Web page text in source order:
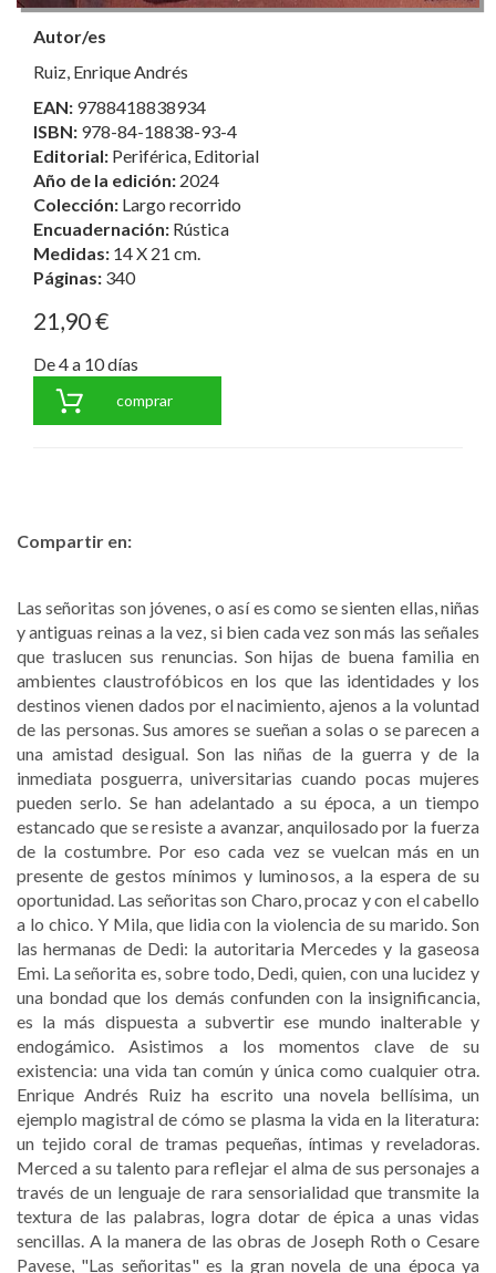
Autor/es
Ruiz, Enrique Andrés
EAN: 9788418838934
ISBN: 978-84-18838-93-4
Editorial: Periférica, Editorial
Año de la edición: 2024
Colección: Largo recorrido
Encuadernación: Rústica
Medidas: 14 X 21 cm.
Páginas: 340
21,90 €
De 4 a 10 días
comprar
Compartir en:
Las señoritas son jóvenes, o así es como se sienten ellas, niñas
y antiguas reinas a la vez, si bien cada vez son más las señales
que traslucen sus renuncias. Son hijas de buena familia en
ambientes claustrofóbicos en los que las identidades y los
destinos vienen dados por el nacimiento, ajenos a la voluntad
de las personas. Sus amores se sueñan a solas o se parecen a
una amistad desigual. Son las niñas de la guerra y de la
inmediata posguerra, universitarias cuando pocas mujeres
pueden serlo. Se han adelantado a su época, a un tiempo
estancado que se resiste a avanzar, anquilosado por la fuerza
de la costumbre. Por eso cada vez se vuelcan más en un
presente de gestos mínimos y luminosos, a la espera de su
oportunidad. Las señoritas son Charo, procaz y con el cabello
a lo chico. Y Mila, que lidia con la violencia de su marido. Son
las hermanas de Dedi: la autoritaria Mercedes y la gaseosa
Emi. La señorita es, sobre todo, Dedi, quien, con una lucidez y
una bondad que los demás confunden con la insignificancia,
es la más dispuesta a subvertir ese mundo inalterable y
endogámico. Asistimos a los momentos clave de su
existencia: una vida tan común y única como cualquier otra.
Enrique Andrés Ruiz ha escrito una novela bellísima, un
ejemplo magistral de cómo se plasma la vida en la literatura:
un tejido coral de tramas pequeñas, íntimas y reveladoras.
Merced a su talento para reflejar el alma de sus personajes a
través de un lenguaje de rara sensorialidad que transmite la
textura de las palabras, logra dotar de épica a unas vidas
sencillas. A la manera de las obras de Joseph Roth o Cesare
Pavese, "Las señoritas" es la gran novela de una época ya